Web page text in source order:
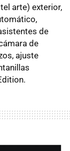
arte) exterior,
de
de
ajuste